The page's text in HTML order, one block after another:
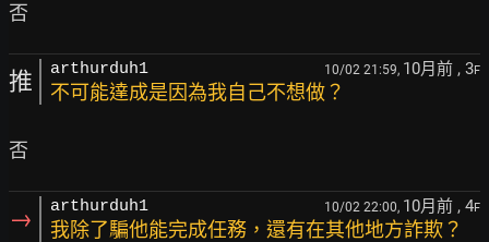
推 arthurduh1 10/02 21:59, 10月前 , 3F
不可能達成是因為我自己不想做？
→ arthurduh1 10/02 22:00, 10月前 , 4F
我除了騙他能完成任務，還有在其他地方詐欺？